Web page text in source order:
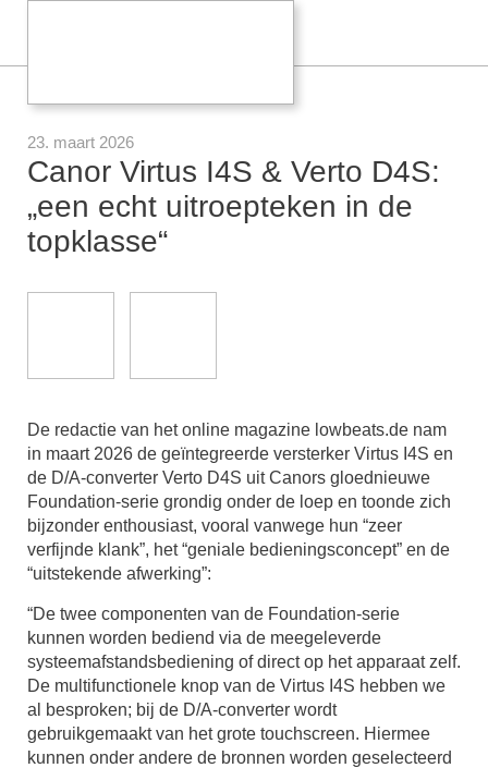
23. maart 2026
Canor Virtus I4S & Verto D4S:
„een echt uitroepteken in de
topklasse“
De redactie van het online magazine lowbeats.de nam
in maart 2026 de geïntegreerde versterker Virtus I4S en
de D/A-converter Verto D4S uit Canors gloednieuwe
Foundation-serie grondig onder de loep en toonde zich
bijzonder enthousiast, vooral vanwege hun “zeer
verfijnde klank”, het “geniale bedieningsconcept” en de
“uitstekende afwerking”:
“De twee componenten van de Foundation-serie
kunnen worden bediend via de meegeleverde
systeemafstandsbediening of direct op het apparaat zelf.
De multifunctionele knop van de Virtus I4S hebben we
al besproken; bij de D/A-converter wordt
gebruikgemaakt van het grote touchscreen. Hiermee
kunnen onder andere de bronnen worden geselecteerd